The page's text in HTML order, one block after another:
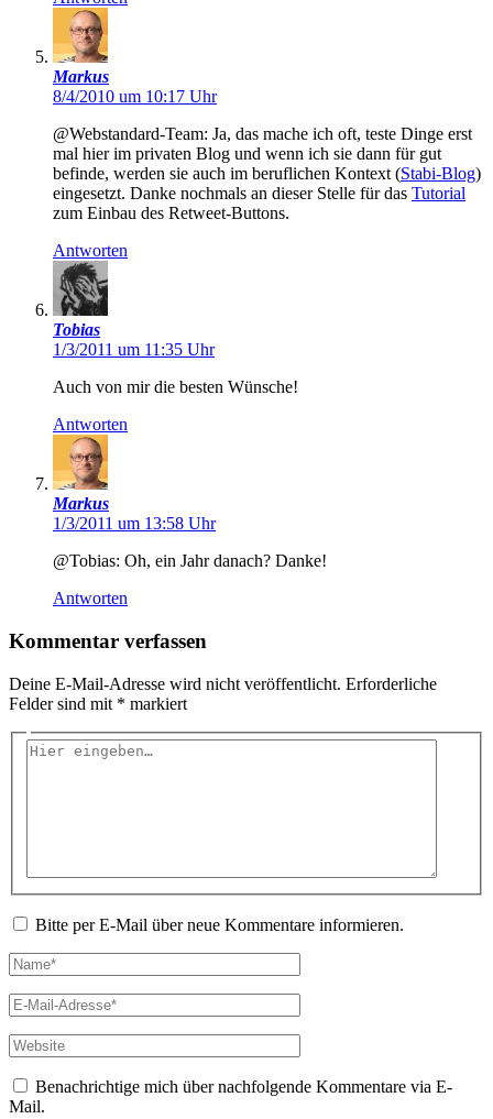
Markus
8/4/2010 um 10:17 Uhr
@Webstandard-Team: Ja, das mache ich oft, teste Dinge erst
mal hier im privaten Blog und wenn ich sie dann für gut
befinde, werden sie auch im beruflichen Kontext (Stabi-Blog)
eingesetzt. Danke nochmals an dieser Stelle für das Tutorial
zum Einbau des Retweet-Buttons.
Antworten
Tobias
1/3/2011 um 11:35 Uhr
Auch von mir die besten Wünsche!
Antworten
Markus
1/3/2011 um 13:58 Uhr
@Tobias: Oh, ein Jahr danach? Danke!
Antworten
Kommentar verfassen
Deine E-Mail-Adresse wird nicht veröffentlicht. Erforderliche
Felder sind mit * markiert
Hier
Bitte per E-Mail über neue Kommentare informieren.
Name*
E-
Mail-
Adresse*
Website
Benachrichtige mich über nachfolgende Kommentare via E-
Mail.